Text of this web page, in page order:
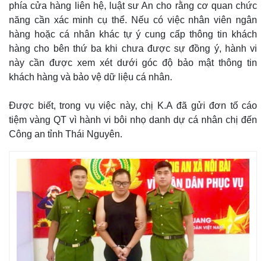
phía cửa hàng liên hệ, luật sư An cho rằng cơ quan chức
năng cần xác minh cụ thể. Nếu có việc nhân viên ngân
hàng hoặc cá nhân khác tự ý cung cấp thông tin khách
hàng cho bên thứ ba khi chưa được sự đồng ý, hành vi
này cần được xem xét dưới góc độ bảo mật thông tin
khách hàng và bảo vệ dữ liệu cá nhân.
Được biết, trong vụ việc này, chị K.A đã gửi đơn tố cáo
tiệm vàng QT vì hành vi bôi nhọ danh dự cá nhân chị đến
Công an tỉnh Thái Nguyên.